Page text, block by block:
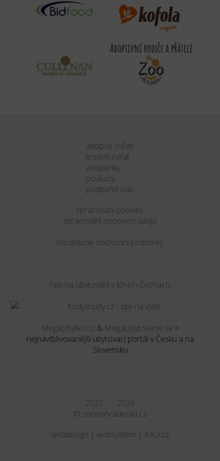
adopce zvířat
krmení zvířat
vstupenky
poukazy
podpořte nás
zpracování cookies
zpracování osobních údajů
všeobecné obchodní podmínky
Tipy na ubytování v Jižních Čechách.
MegaUbytko.cz & MegaUbytovanie.sk =
nejnavštěvovanější ubytovací portál v Česku a na
Slovensku
2022 ....... 2026
© zoonahradecku.cz
webdesign | websystem | KAO.cz